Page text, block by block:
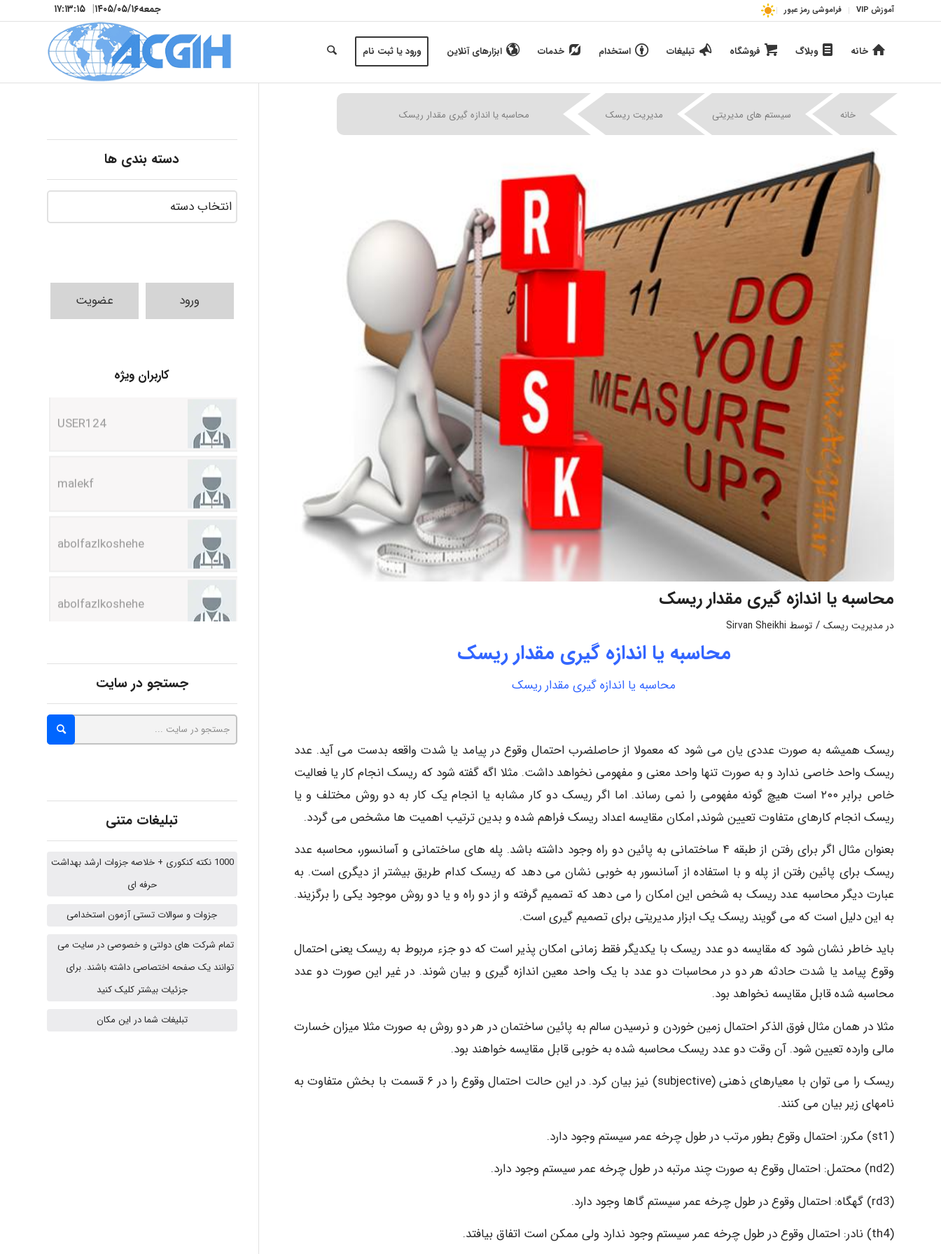
آموزش VIP فراموشی رمز عبور جمعه۱۴۰۵/۰۵/۱۶| ۱۷:۱۳:۱۷
خانه وبلاگ فروشگاه تبلیغات استخدام خدمات ابزارهای آنلاین ورود یا ثبت نام
خانه سیستم های مدیریتی | مدیریت ریسک محاسبه یا اندازه گیری مقدار ریسک
محاسبه یا اندازه گیری مقدار ریسک
درمدیریت ریسک / توسط Sirvan Sheikhi
محاسبه یا اندازه گیری مقدار ریسک
محاسبه یا اندازه گیری مقدار ریسک
ریسک همیشه به صورت عددی یان می شود که معمولا از حاصلضرب احتمال وقوع در پیامد یا شدت واقعه بدست می آید. عدد
ریسک واحد خاصی ندارد و به صورت تنها واحد معنی و مفهومی نخواهد داشت. مثلا اگه گفته شود که ریسک انجام کار یا فعالیت
خاص برابر ۲۰۰ است هیچ گونه مفهومی را نمی رساند. اما اگر ریسک دو کار مشابه یا انجام یک کار به دو روش مختلف و یا
ریسک انجام کارهای متفاوت تعیین شوند٬ امکان مقایسه اعداد ریسک فراهم شده و بدین ترتیب اهمیت ها مشخص می گردد.
بعنوان مثال اگر برای رفتن از طبقه ۴ ساختمانی به پائین دو راه وجود داشته باشد. پله های ساختمانی و آسانسور، محاسبه عدد
ریسک برای پائین رفتن از پله و با استفاده از آسانسور به خوبی نشان می دهد که ریسک کدام طریق بیشتر از دیگری است. به
عبارت دیگر محاسبه عدد ریسک به شخص این امکان را می دهد که تصمیم گرفته و از دو راه و یا دو روش موجود یکی را برگزیند.
به این دلیل است که می گویند ریسک یک ابزار مدیریتی برای تصمیم گیری است.
باید خاطر نشان شود که مقایسه دو عدد ریسک با یکدیگر فقط زمانی امکان پذیر است که دو جزء مربوط به ریسک یعنی احتمال
وقوع پیامد یا شدت حادثه هر دو در محاسبات دو عدد با یک واحد معین اندازه گیری و بیان شوند. در غیر این صورت دو عدد
محاسبه شده قابل مقایسه نخواهد بود.
مثلا در همان مثال فوق الذکر احتمال زمین خوردن و نرسیدن سالم به پائین ساختمان در هر دو روش به صورت مثلا میزان خسارت
مالی وارده تعیین شود. آن وقت دو عدد ریسک محاسبه شده به خوبی قابل مقایسه خواهند بود.
ریسک را می توان با معیارهای ذهنی (subjective) نیز بیان کرد. در این حالت احتمال وقوع را در ۶ قسمت با بخش متفاوت به
نامهای زیر بیان می کنند.
(st1) مکرر: احتمال وقوع بطور مرتب در طول چرخه عمر سیستم وجود دارد.
(nd2) محتمل: احتمال وقوع به صورت چند مرتبه در طول چرخه عمر سیستم وجود دارد.
(rd3) گهگاه: احتمال وقوع در طول چرخه عمر سیستم گاها وجود دارد.
(th4) نادر: احتمال وقوع در طول چرخه عمر سیستم وجود ندارد ولی ممکن است اتفاق بیافتد.
دسته بندی ها
ورود عضویت
کاربران ویژه
malekf
abolfazlkoshehe
abolfazlkoshehe
A.balandeh
Jafar Tym
Poubakhtiari
Alirez0990
USER124
جستجو در سایت
تبلیغات متنی
1000 نکته کنکوری + خلاصه جزوات ارشد بهداشت
حرفه ای
جزوات و سوالات تستی آزمون استخدامی
تمام شرکت های دولتی و خصوصی در سایت می
توانند یک صفحه اختصاصی داشته باشند. برای
جزئیات بیشتر کلیک کنید
تبلیغات شما در این مکان